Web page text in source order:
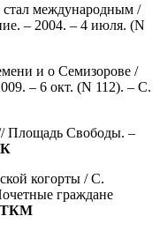
международным /
– 2004. – 4 июля. (N
и о Семизорове /
– 6 окт. (N 112). – С.
Площадь Свободы. –
когорты / С.
граждане